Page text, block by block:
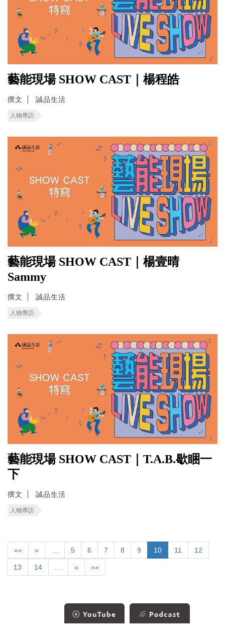
藝能現場 SHOW CAST｜楊程皓
撰文 誠品生活
人物專訪
藝能現場 SHOW CAST｜楊壹晴
Sammy
撰文 誠品生活
人物專訪
藝能現場 SHOW CAST｜T.A.B.歇睏一
下
撰文 誠品生活
人物專訪
«« « 5 6 7 8 9 10 11 12
13 14 » »»